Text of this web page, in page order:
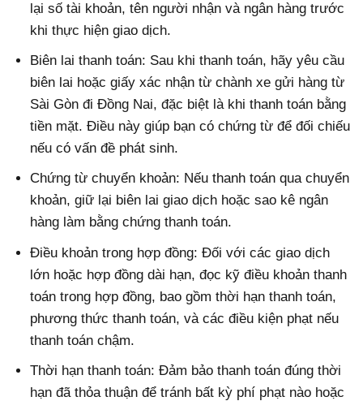
lại số tài khoản, tên người nhận và ngân hàng trước
khi thực hiện giao dịch.
Biên lai thanh toán: Sau khi thanh toán, hãy yêu cầu
biên lai hoặc giấy xác nhận từ chành xe gửi hàng từ
Sài Gòn đi Đồng Nai, đặc biệt là khi thanh toán bằng
tiền mặt. Điều này giúp bạn có chứng từ để đối chiếu
nếu có vấn đề phát sinh.
Chứng từ chuyển khoản: Nếu thanh toán qua chuyển
khoản, giữ lại biên lai giao dịch hoặc sao kê ngân
hàng làm bằng chứng thanh toán.
Điều khoản trong hợp đồng: Đối với các giao dịch
lớn hoặc hợp đồng dài hạn, đọc kỹ điều khoản thanh
toán trong hợp đồng, bao gồm thời hạn thanh toán,
phương thức thanh toán, và các điều kiện phạt nếu
thanh toán chậm.
Thời hạn thanh toán: Đảm bảo thanh toán đúng thời
hạn đã thỏa thuận để tránh bất kỳ phí phạt nào hoặc